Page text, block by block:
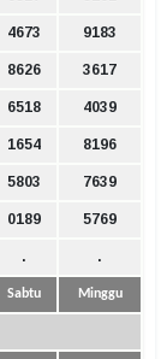
4673 9183
8626 3617
6518 4039
1654 8196
5803 7639
0189 5769
. .
Sabtu Minggu